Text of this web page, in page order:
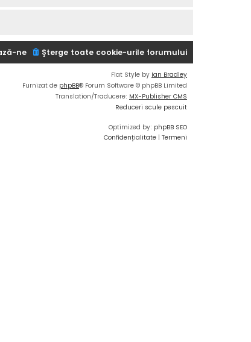
Şterge toate cookie-urile forumului
ne
Flat Style by Ian Bradley
Furnizat de phpBB® Forum Software © phpBB Limited
Translation/Traducere: MX-Publisher CMS
Reduceri scule pescuit
Optimized by: phpBB SEO
Confidențialitate | Termeni